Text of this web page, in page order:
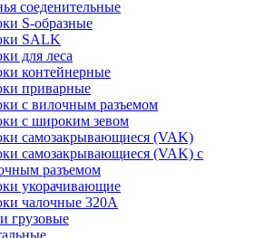
соеденительные
S-образные
SALK
для леса
контейнерные
приварные
с вилочным разъемом
с широким зевом
самозакрывающиеся (VAK)
самозакрывающиеся (VAK) с
разъемом
укорачивающие
чалочные 320А
грузовые